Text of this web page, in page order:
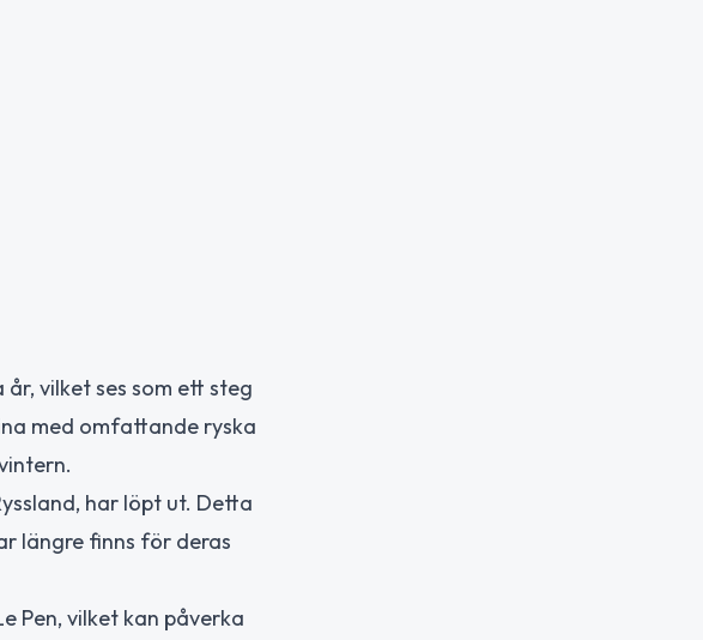
vilket ses som ett steg
med omfattande ryska
har löpt ut. Detta
längre finns för deras
Pen, vilket kan påverka